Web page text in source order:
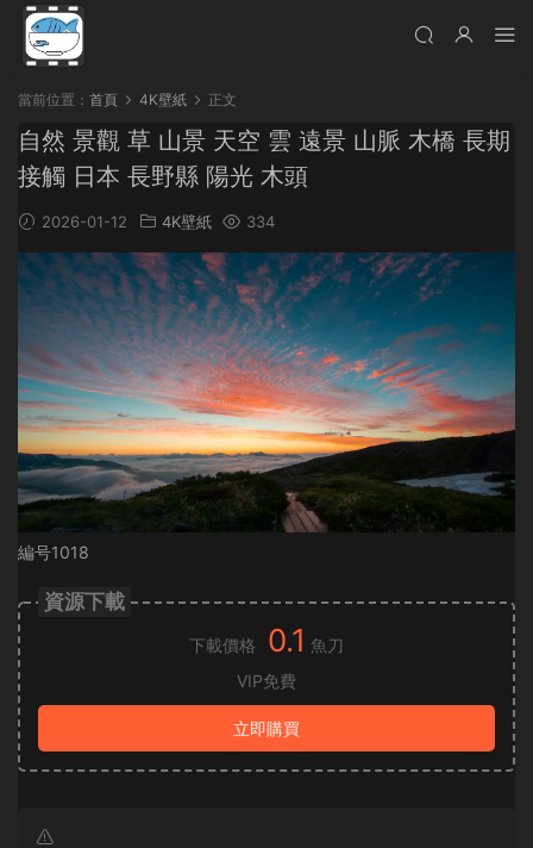
當前位置： 首頁 4K壁紙 正文
自然 景觀 草 山景 天空 雲 遠景 山脈 木橋 長期
接觸 日本 長野縣 陽光 木頭
2026-01-12 4K壁紙 334
編号1018
資源下載
下載價格 0.1 魚刀
VIP免費
立即購買